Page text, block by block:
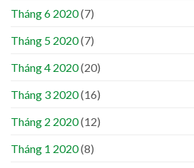
Tháng 6 2020(7)
Tháng 5 2020(7)
Tháng 4 2020(20)
Tháng 3 2020(16)
Tháng 2 2020(12)
Tháng 1 2020(8)